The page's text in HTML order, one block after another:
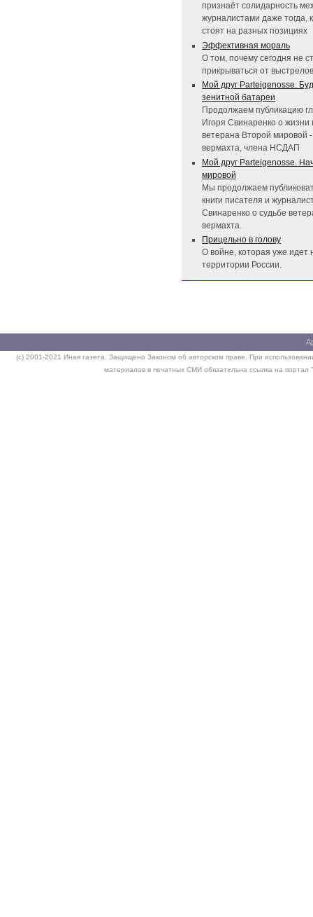
признаёт солидарность
журналистами даже тогда,
стоят на разных позициях
Эффективная мораль
О том, почему сегодня не
прикрываться от
Мой друг Parteigenosse.
зенитной батареи
Продолжаем публикацию
Игоря Свинаренко о жизни
ветерана Второй мировой
вермахта, члена НСДАП
Мой друг Parteigenosse.
мировой
Мы продолжаем
книги писателя и
Свинаренко о судьбе
вермахта.
Прицельно в голову
О войне, которая уже идет
территории России.
(c) 2001-2021 Иная газета. Защищено Законом об авторском праве. При
материалов в печатных СМИ обязательна ссылка на